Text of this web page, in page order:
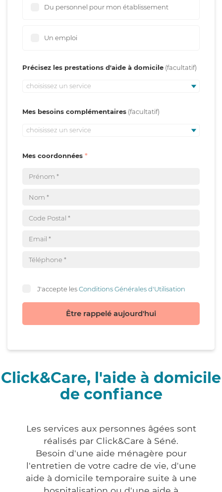
Du personnel pour mon établissement
Un emploi
Précisez les prestations d'aide à domicile
choisissez un service
Mes besoins complémentaires
choisissez un service
Mes coordonnées
J'accepte lesConditions Générales d'Utilisation
Être rappelé aujourd'hui
Click&Care, l'aide à domicile
de confiance
Les services aux personnes âgées sont
réalisés par Click&Care à Séné.
Besoin d'une aide ménagère pour
l'entretien de votre cadre de vie, d'une
aide à domicile temporaire suite à une